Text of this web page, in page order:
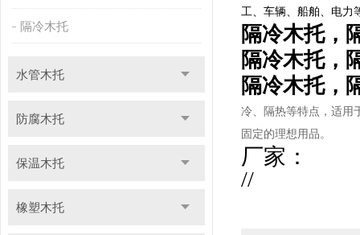
隔冷木托
水管木托
防腐木托
保温木托
橡塑木托
工、车辆、船舶、电力
隔冷木托，
隔冷木托，
隔冷木托，
冷、隔热等特点，适用
固定的理想用品。
厂家：
//